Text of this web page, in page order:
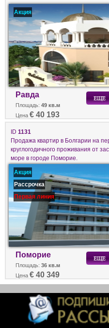
Акция
Равда
Площадь: 49 кв.м
Цена € 40 193
ID 1131
Продажа квартир в Болгарии на
круглогодичного проживания от
море в городе Поморие.
Акция
Рассрочка
Первая линия
Поморие
Площадь: 36 кв.м
Цена € 40 349